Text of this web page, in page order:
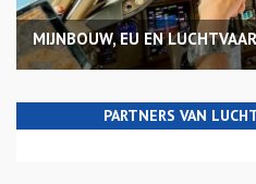
MIJNBOUW, EU EN
PARTNERS VAN